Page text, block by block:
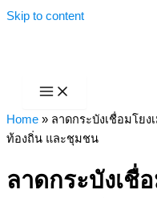
Skip to content
Home » ลาดกระบังเชื่อมโยง
ท้องถิ่น และชุมชน
ลาดกระบังเชื่